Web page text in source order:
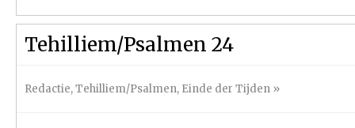
Tehilliem/Psalmen 24
Redactie,Tehilliem/Psalmen, Einde der Tijden »